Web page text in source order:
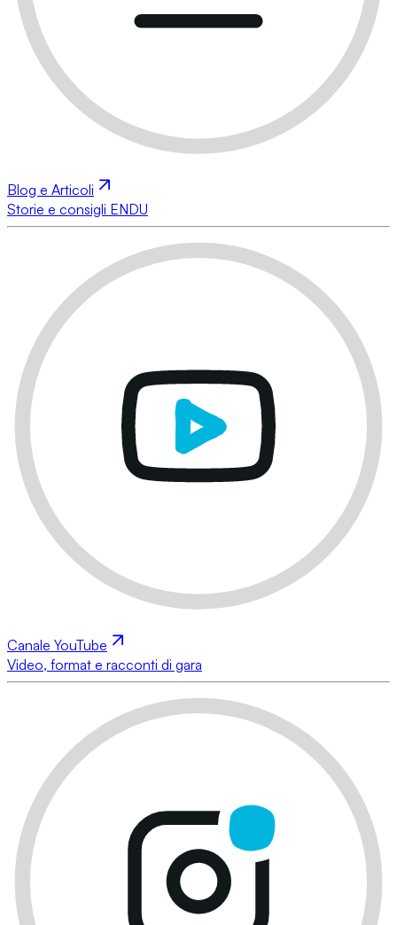
Blog e Articoli
Storie e consigli ENDU
Canale YouTube
Video, format e racconti di gara